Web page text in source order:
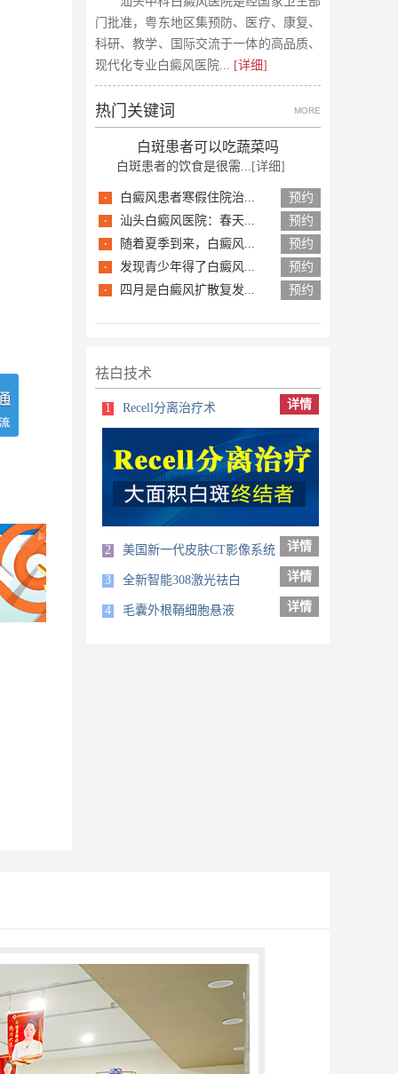
门批准，粤东地区集预防、医疗、康复、
科研、教学、国际交流于一体的高品质、
现代化专业白癜风医院... [详细]
热门关键词 MORE
白斑患者可以吃蔬菜吗
白斑患者的饮食是很需... [详细]
· 白癜风患者寒假住院治... 预约
· 汕头白癜风医院：春天... 预约
· 随着夏季到来，白癜风... 预约
· 发现青少年得了白癜风... 预约
· 四月是白癜风扩散复发... 预约
祛白技术
1 Recell分离治疗术 详情
2 美国新一代皮肤CT影像系统 详情
3 全新智能308激光祛白 详情
4 毛囊外根鞘细胞悬液 详情